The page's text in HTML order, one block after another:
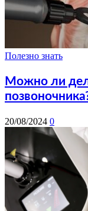
Полезно знать
Можно ли
20/08/2024 0